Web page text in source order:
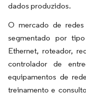
dados produzidos.
O mercado de
segmentado por
Ethernet, roteador,
controlador de
equipamentos de
treinamento e